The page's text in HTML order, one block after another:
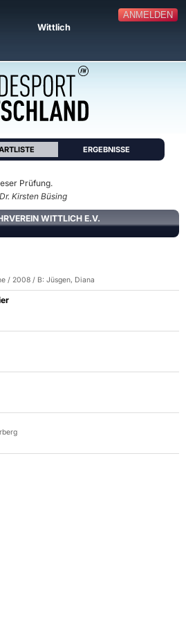
ANMELDEN
Wittlich
ERGEBNISSE
Prüfung.
Kirsten Büsing
WITTLICH E.V.
/ 2008 / B: Jüsgen, Diana